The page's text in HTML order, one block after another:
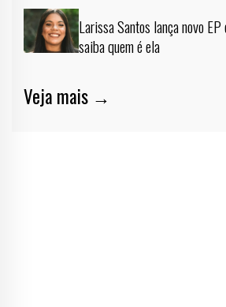
Larissa Santos lança novo
saiba quem é ela
Veja mais →